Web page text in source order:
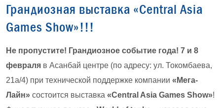
Грандиозная выставка «Central Asia
Games Show»!!!
Не пропустите! Грандиозное событие года! 7 и 8
февраля в Асанбай центре (по адресу: ул. Токомбаева,
21а/4) при технической поддержке компании «Мега-
Лайн» состоится выставка «Central Asia Games Show»!